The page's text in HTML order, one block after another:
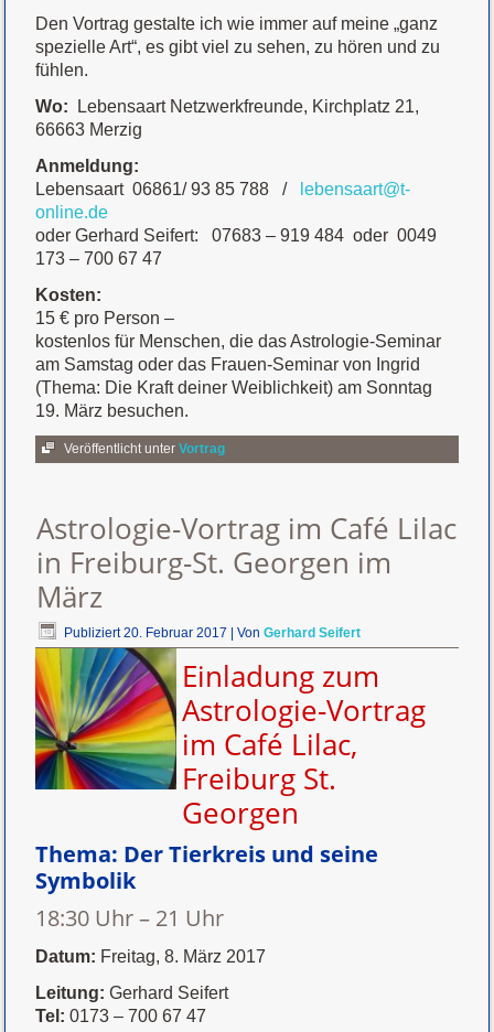
Den Vortrag gestalte ich wie immer auf meine „ganz
spezielle Art“, es gibt viel zu sehen, zu hören und zu
fühlen.
Wo:
Lebensaart Netzwerkfreunde, Kirchplatz 21,
66663 Merzig
Anmeldung:
Lebensaart 06861/ 93 85 788 /
lebensaart@t-
online.de
oder Gerhard Seifert: 07683 – 919 484 oder 0049
173 – 700 67 47
Kosten:
15 € pro Person –
kostenlos für Menschen, die das Astrologie-Seminar
am Samstag oder das Frauen-Seminar von Ingrid
(Thema: Die Kraft deiner Weiblichkeit) am Sonntag
19. März besuchen.
Veröffentlicht unter Vortrag
Astrologie-Vortrag im Café Lilac
in Freiburg-St. Georgen im
März
Publiziert 20. Februar 2017 |Von Gerhard Seifert
Einladung zum
Astrologie-Vortrag
im Café Lilac,
Freiburg St.
Georgen
Thema: Der Tierkreis und seine
Symbolik
18:30 Uhr – 21 Uhr
Datum: Freitag, 8. März 2017
Leitung: Gerhard Seifert
Tel: 0173 – 700 67 47